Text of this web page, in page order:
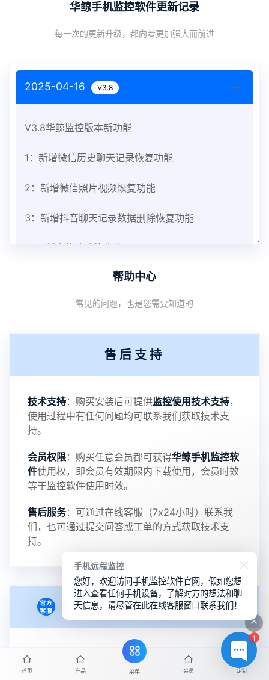
华鲸手机监控软件更新记录
每一次的更新升级，都向着更加强大而前进
2025-04-16 V3.8
V3.8华鲸监控版本新功能
1：新增微信历史聊天记录恢复功能
2：新增微信照片视频恢复功能
3：新增抖音聊天记录数据删除恢复功能
1：优化监控终端从当前监控界面切换其他被控端手
机设备响应慢问题
4：优化离线云储存服务器相册照片文件夹路径问题
5：优化关闭监控后离线设置云储存对方微信聊天记
录文件改为自定义文件名称
提示：
提示1：为避免异常风险情况，传输对方手机数据文
件至本地请先切换代理网络
提示2：新会员用户切忌使用触控模式，避免发生监
控被发现的情况
感谢新老会员用户的支持与反馈，欢迎大家反馈华
鲸监控存在的问题与所需的更多功能，华鲸手机监
帮助中心
常见的问题，也是您需要知道的
售后支持
技术支持：购买安装后可提供监控使用技术支持，
使用过程中有任何问题均可联系我们获取技术支
持。
会员权限：购买任意会员都可获得华鲸手机监控软
件使用权，即会员有效期限内下载使用，会员时效
等于监控软件使用时效。
售后服务：可通过在线客服（7x24小时）联系我
们，也可通过提交问答或工单的方式获取技术支
持。
会员授权
月卡会员授权
：购买并安装后，自动绑定当前使用
设备，仅限绑定本人一台手机使用。支持不同手机
首页 产品 菜单 会员 定制
1
手机远程监控
您好，欢迎访问手机监控软件官网，假如您想
进入查看任何手机设备，了解对方的想法和聊
天信息，请尽管在此在线客服窗口联系我们！